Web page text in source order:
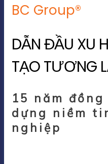
BC Group®
DẪN ĐẦU XU
TẠO TƯƠNG
15 năm
dựng niềm
nghiệp